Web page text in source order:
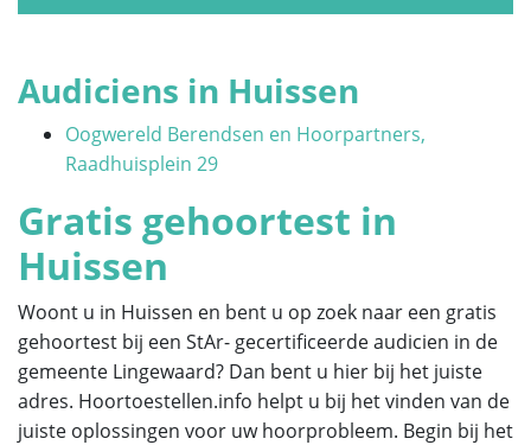
Audiciens in Huissen
Oogwereld Berendsen en Hoorpartners,
Raadhuisplein 29
Gratis gehoortest in
Huissen
Woont u in Huissen en bent u op zoek naar een gratis
gehoortest bij een StAr- gecertificeerde audicien in de
gemeente Lingewaard? Dan bent u hier bij het juiste
adres. Hoortoestellen.info helpt u bij het vinden van de
juiste oplossingen voor uw hoorprobleem. Begin bij het